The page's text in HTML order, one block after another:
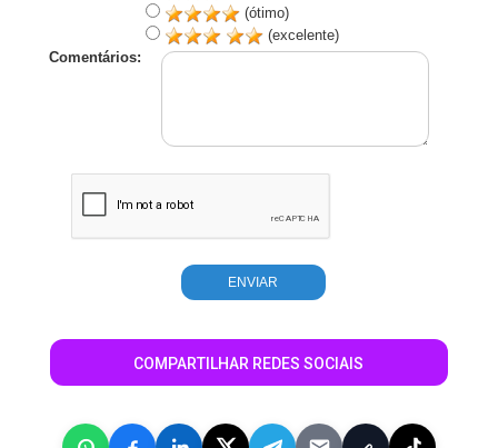
(ótimo)
(excelente)
Comentários:
COMPARTILHAR REDES SOCIAIS